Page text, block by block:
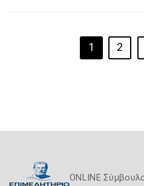
1 2
ONLINE